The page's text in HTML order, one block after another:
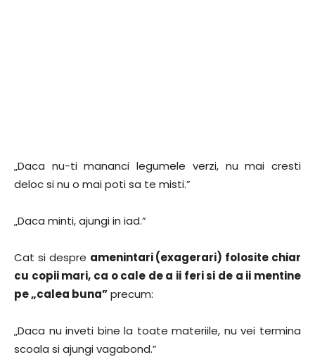
„Daca nu-ti mananci legumele verzi, nu mai cresti
deloc si nu o mai poti sa te misti.”
„Daca minti, ajungi in iad.”
Cat si despre amenintari (exagerari) folosite chiar
cu copii mari, ca o cale de a ii feri si de a ii mentine
pe „calea buna”precum:
„Daca nu inveti bine la toate materiile, nu vei termina
scoala si ajungi vagabond.”